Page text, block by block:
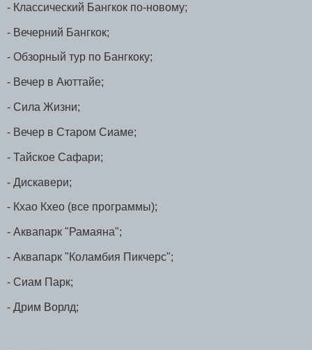
- Классический Бангкок по-новому;
- Вечерний Бангкок;
- Обзорный тур по Бангкоку;
- Вечер в Аюттайе;
- Сила Жизни;
- Вечер в Старом Сиаме;
- Тайское Сафари;
- Дискавери;
- Кхао Кхео (все программы);
- Аквапарк "Рамаяна";
- Аквапарк "Коламбия Пикчерс";
- Сиам Парк;
- Дрим Ворлд;